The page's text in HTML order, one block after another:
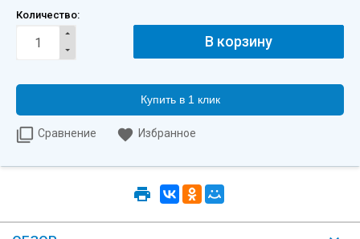
Количество:
Купить в 1 клик
Сравнение Избранное